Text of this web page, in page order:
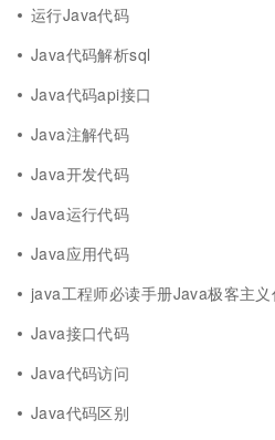
运行Java代码
Java代码解析sql
Java代码api接口
Java注解代码
Java开发代码
Java运行代码
Java应用代码
java工程师必读手册Java极客主义
Java接口代码
Java代码访问
Java代码区别